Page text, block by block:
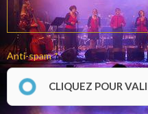
Anti-spam
CLIQUEZ POUR